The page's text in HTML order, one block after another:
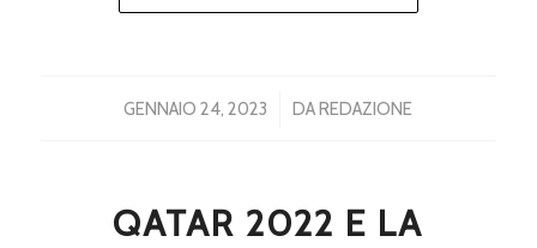
GENNAIO 24, 2023
/ DAREDAZIONE
QATAR 2022 E LA